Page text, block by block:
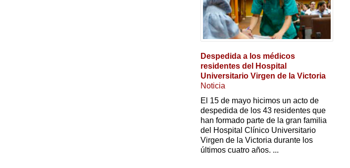
Despedida a los médicos
residentes del Hospital
Universitario Virgen de la Victoria
Noticia
El 15 de mayo hicimos un acto de
despedida de los 43 residentes que
han formado parte de la gran familia
del Hospital Clínico Universitario
Virgen de la Victoria durante los
últimos cuatro años. ...